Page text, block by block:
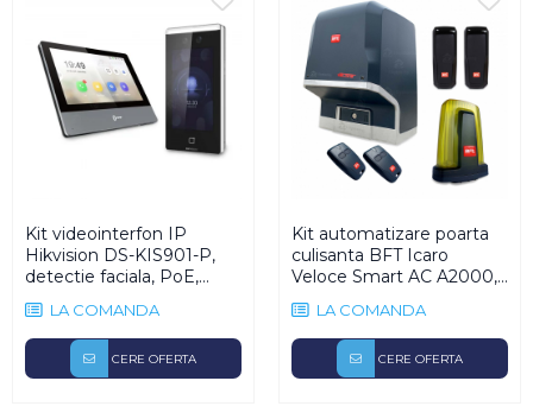
Kit videointerfon IP
Hikvision DS-KIS901-P,
detectie faciala, PoE,
2MP, ecran 7 inch
LA COMANDA
CERE OFERTA
Kit automatizare poarta
culisanta BFT Icaro
Veloce Smart AC A2000,
2000Kg, 230V
LA COMANDA
CERE OFERTA